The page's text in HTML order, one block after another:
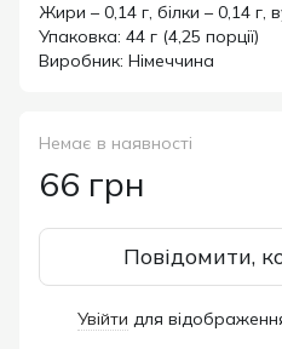
Жири – 0,14 г, білки – 0,14 г,
Упаковка: 44 г (4,25 порції)
Виробник: Німеччина
Немає в наявності
66 грн
Повідомити,
Увійти для